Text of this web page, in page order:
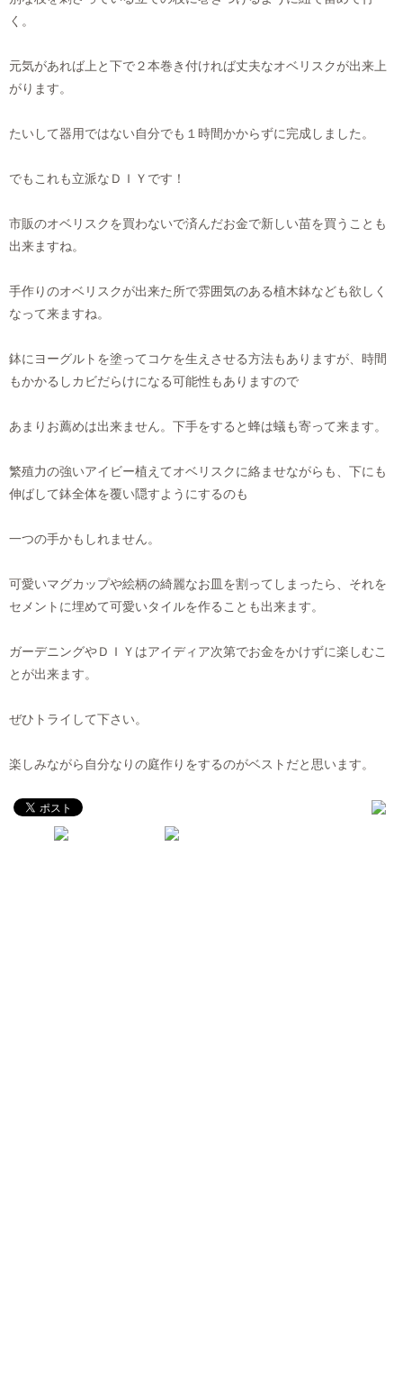
く。
元気があれば上と下で２本巻き付ければ丈夫なオベリスクが出来上
がります。
たいして器用ではない自分でも１時間かからずに完成しました。
でもこれも立派なＤＩＹです！
市販のオベリスクを買わないで済んだお金で新しい苗を買うことも
出来ますね。
手作りのオベリスクが出来た所で雰囲気のある植木鉢なども欲しく
なって来ますね。
鉢にヨーグルトを塗ってコケを生えさせる方法もありますが、時間
もかかるしカビだらけになる可能性もありますので
あまりお薦めは出来ません。下手をすると蜂は蟻も寄って来ます。
繁殖力の強いアイビー植えてオベリスクに絡ませながらも、下にも
伸ばして鉢全体を覆い隠すようにするのも
一つの手かもしれません。
可愛いマグカップや絵柄の綺麗なお皿を割ってしまったら、それを
セメントに埋めて可愛いタイルを作ることも出来ます。
ガーデニングやＤＩＹはアイディア次第でお金をかけずに楽しむこ
とが出来ます。
ぜひトライして下さい。
楽しみながら自分なりの庭作りをするのがベストだと思います。